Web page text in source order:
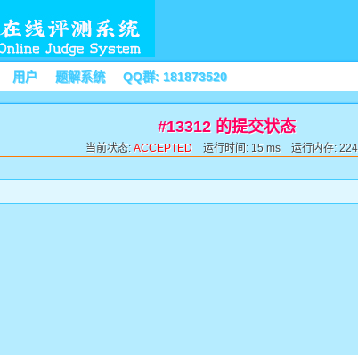
用户 题解系统 QQ群: 181873520
#13312 的提交状态
当前状态: ACCEPTED运行时间: 15 ms 运行内存: 224